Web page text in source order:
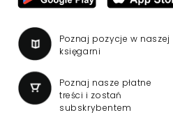
Poznaj pozycje w naszej
księgarni
Poznaj nasze płatne
treści i zostań
subskrybentem